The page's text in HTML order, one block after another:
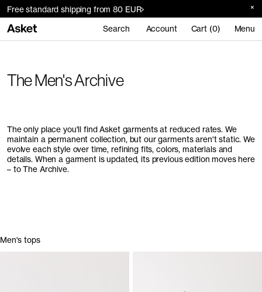
Free standard shipping from 80 EUR
Search Account Cart (0) Menu
The Men's Archive
The only place you'll find Asket garments at reduced rates. We
maintain a permanent collection, but our garments aren't static. We
evolve each style over time, refining fits, colors, materials and
details. When a garment is updated, its previous edition moves here
– to The Archive.
Men's tops